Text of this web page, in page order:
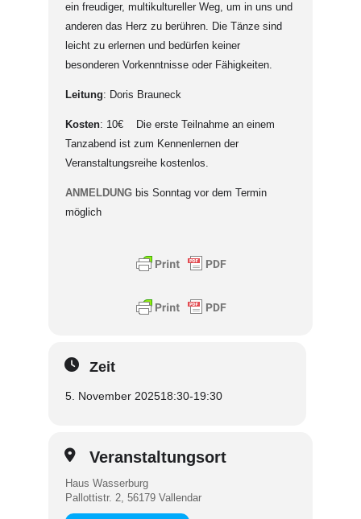
ein freudiger, multikultureller Weg, um in uns und
anderen das Herz zu berühren. Die Tänze sind
leicht zu erlernen und bedürfen keiner
besonderen Vorkenntnisse oder Fähigkeiten.
Leitung: Doris Brauneck
Kosten: 10€ Die erste Teilnahme an einem
Tanzabend ist zum Kennenlernen der
Veranstaltungsreihe kostenlos.
ANMELDUNG bis Sonntag vor dem Termin
möglich
Zeit
5. November 202518:30-19:30
Veranstaltungsort
Haus Wasserburg
Pallottistr. 2, 56179 Vallendar